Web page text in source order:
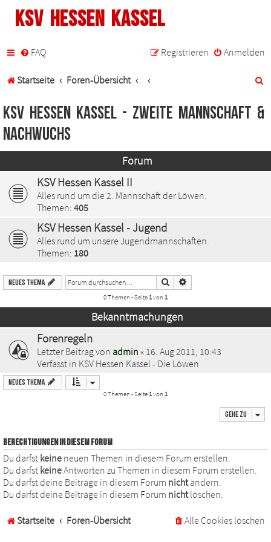
KSV Hessen Kassel
FAQ Anmelden
Registrieren
Startseite Foren-Übersicht
KSV Hessen Kassel - Zweite Mannschaft &
Nachwuchs
Forum
KSV Hessen Kassel II
Alles rund um die 2. Mannschaft der Löwen.
Themen: 405
KSV Hessen Kassel - Jugend
Alles rund um unsere Jugendmannschaften.
Themen: 180
Neues Thema Suche
0 Themen • Seite 1von 1
Bekanntmachungen
Forenregeln
Letzter Beitrag von admin « 16. Aug 2011, 10:43
Verfasst in KSV Hessen Kassel - Die Löwen
Neues Thema
0 Themen • Seite 1von 1
Gehe zu
BERECHTIGUNGEN IN DIESEM FORUM
Du darfst keine neuen Themen in diesem Forum erstellen.
Du darfst keineAntworten zu Themen in diesem Forum erstellen.
Du darfst deine Beiträge in diesem Forum nichtändern.
Du darfst deine Beiträge in diesem Forum nichtlöschen.
Startseite Foren-Übersicht Alle Cookies löschen